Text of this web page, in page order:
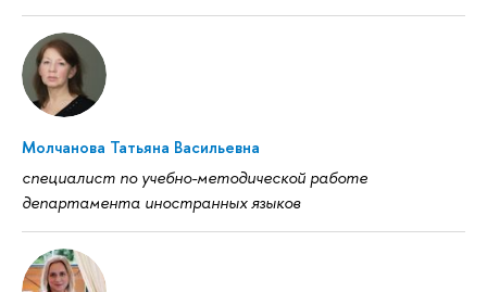
Молчанова Татьяна Васильевна
специалист по учебно-методической работе
департамента иностранных языков